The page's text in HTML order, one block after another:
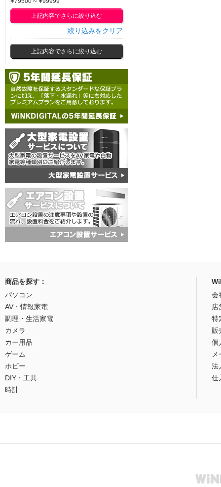
上記内容でさらに絞り込む
絞り込みをクリア
上記内容でさらに絞り込む
商品を探す：
パソコン
AV・情報家電
調理・生活家電
カメラ
カー用品
ゲーム
ホビー
DIY・工具
時計
会
店
特
販
個
メ
法
仕